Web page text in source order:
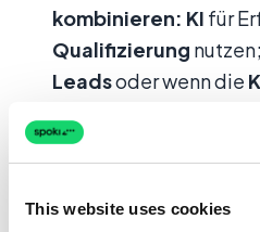
This website uses cookies
kombinieren: KI für
Qualifizierung
Leadsoder wenn die
Empathie oder
braucht, an Menschen
undKunden